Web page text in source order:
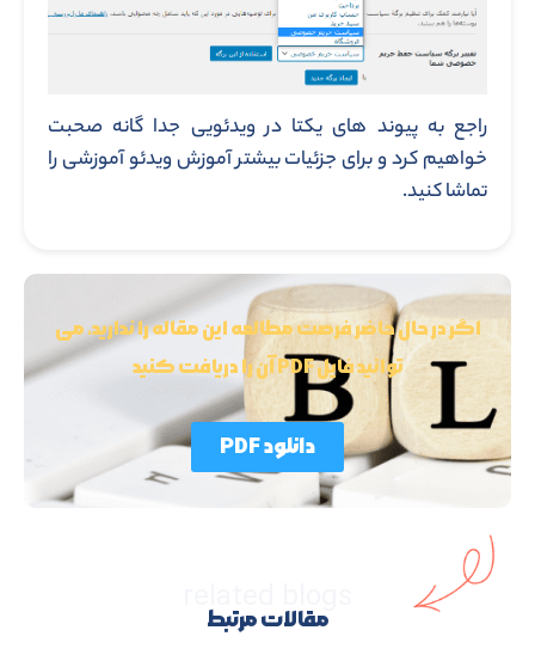
راجع به پیوند های یکتا در ویدئویی جدا گانه صحبت
خواهیم کرد و برای جزئیات بیشتر آموزش ویدئو آموزشی را
تماشا کنید.
اگر در حال حاضر فرصت مطالعه این مقاله را ندارید، می
توانید فایل PDF آن را دریافت کنید
دانلود PDF
مقالات مرتبط